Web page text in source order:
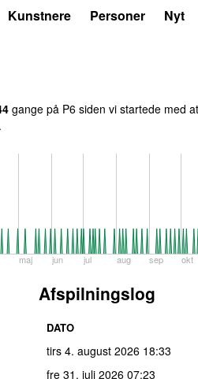
Kunstnere Personer Nyt
gange på P6 siden vi startede med
maj jun jul aug sep okt
Afspilningslog
DATO
tirs 4. august 2026 18:33
fre 31. juli 2026 07:23